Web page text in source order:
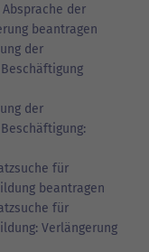
der
beantragen
der
der
für
beantragen
für
Verlängerung